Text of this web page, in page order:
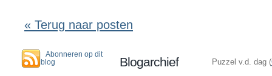
« Terug naar posten
Abonneren op dit
blog
Blogarchief Puzzel v.d. dag (